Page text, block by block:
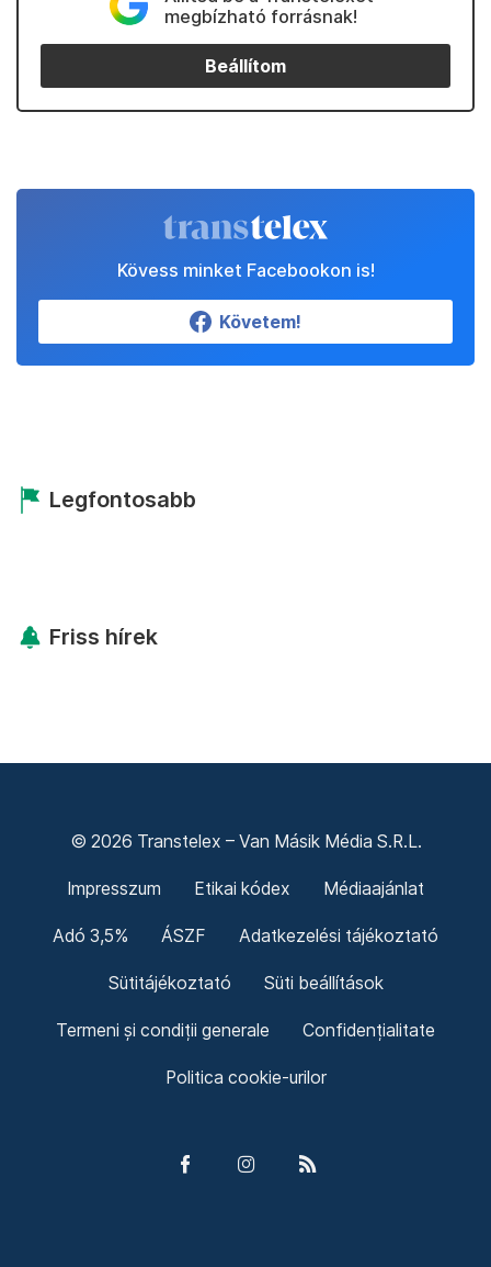
megbízható forrásnak!
Beállítom
Kövess minket Facebookon is!
Követem!
Legfontosabb
Friss hírek
© 2026 Transtelex – Van Másik Média S.R.L.
Impresszum Etikai kódex Médiaajánlat
Adó 3,5% ÁSZF Adatkezelési tájékoztató
Sütitájékoztató Süti beállítások
Termeni și condiții generale Confidențialitate
Politica cookie-urilor